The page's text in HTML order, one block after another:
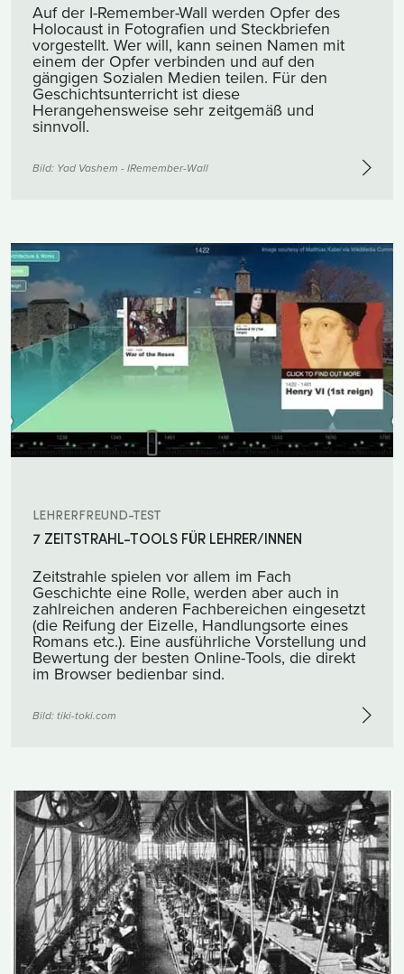
Bild: Yad Vashem - IRemember-Wall
Auf der I-Remember-Wall werden Opfer des
Holocaust in Fotografien und Steckbriefen
vorgestellt. Wer will, kann seinen Namen mit
einem der Opfer verbinden und auf den
gängigen Sozialen Medien teilen. Für den
Geschichtsunterricht ist diese
Herangehensweise sehr zeitgemäß und
sinnvoll.
Bild: tiki-toki.com
7 ZEITSTRAHL-TOOLS FÜR LEHRER/INNEN
LEHRERFREUND-TEST
Zeitstrahle spielen vor allem im Fach
Geschichte eine Rolle, werden aber auch in
zahlreichen anderen Fachbereichen eingesetzt
(die Reifung der Eizelle, Handlungsorte eines
Romans etc.). Eine ausführliche Vorstellung und
Bewertung der besten Online-Tools, die direkt
im Browser bedienbar sind.